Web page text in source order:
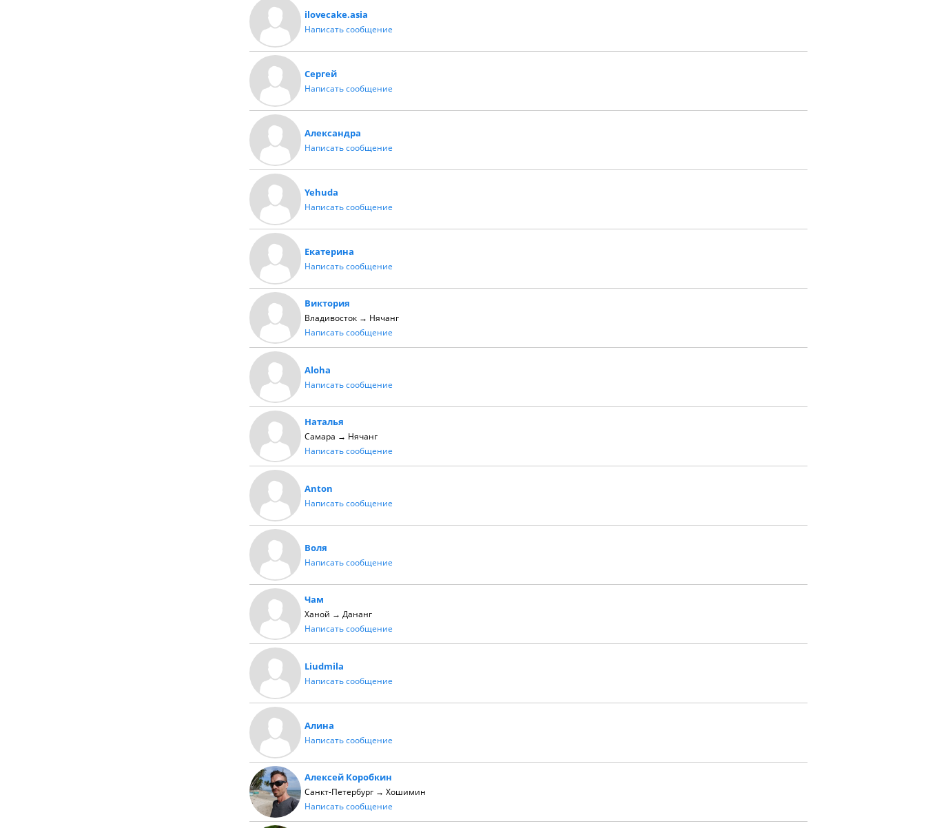
ilovecake.asia
Написать сообщение
Сергей
Написать сообщение
Александра
Написать сообщение
Yehuda
Написать сообщение
Екатерина
Написать сообщение
Виктория
Владивосток → Нячанг
Написать сообщение
Aloha
Написать сообщение
Наталья
Самара → Нячанг
Написать сообщение
Anton
Написать сообщение
Воля
Написать сообщение
Чам
Ханой → Дананг
Написать сообщение
Liudmila
Написать сообщение
Алина
Написать сообщение
Алексей Коробкин
Санкт-Петербург → Хошимин
Написать сообщение